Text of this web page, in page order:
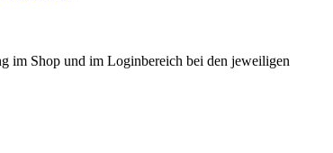
im Shop und im Loginbereich bei den jeweiligen